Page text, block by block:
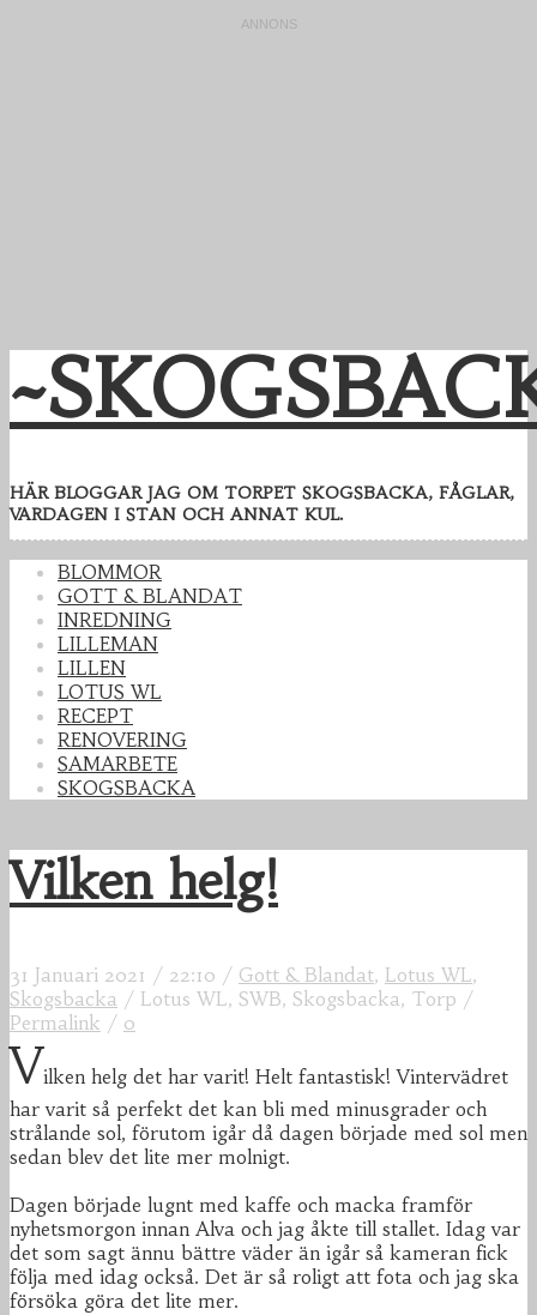
HÄR BLOGGAR JAG OM TORPET SKOGSBACKA, FÅGLAR,
VARDAGEN I STAN OCH ANNAT KUL.
BLOMMOR
GOTT & BLANDAT
INREDNING
LILLEMAN
LILLEN
LOTUS WL
RECEPT
RENOVERING
SAMARBETE
SKOGSBACKA
Vilken helg!
31 Januari 2021 / 22:10 / Gott & Blandat, Lotus WL,
Skogsbacka / Lotus WL, SWB, Skogsbacka, Torp /
Permalink / 0
Vilken helg det har varit! Helt fantastisk! Vintervädret
har varit så perfekt det kan bli med minusgrader och
strålande sol, förutom igår då dagen började med sol men
sedan blev det lite mer molnigt.
Dagen började lugnt med kaffe och macka framför
nyhetsmorgon innan Alva och jag åkte till stallet. Idag var
det som sagt ännu bättre väder än igår så kameran fick
följa med idag också. Det är så roligt att fota och jag ska
försöka göra det lite mer.